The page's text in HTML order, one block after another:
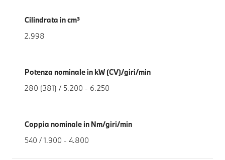
Cilindrata in cm³
2.998
Potenza nominale in kW (CV)/giri/min
280 (381) / 5.200 - 6.250
Coppia nominale in Nm/giri/min
540 / 1.900 - 4.800